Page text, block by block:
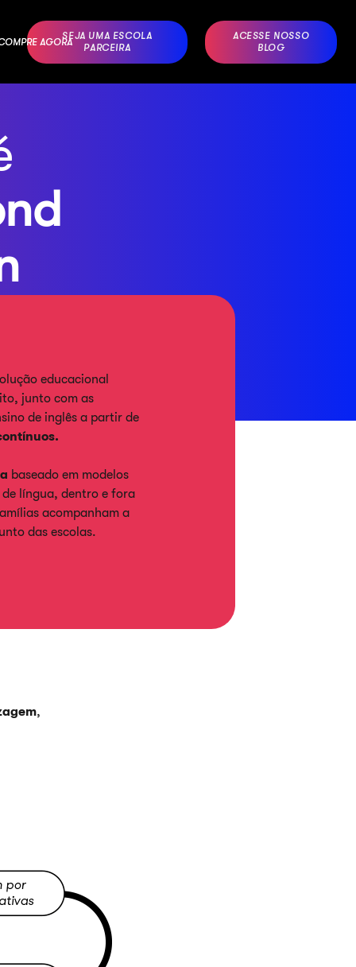
AGORA
SEJA UMA ESCOLA
PARCEIRA
ACESSE NOSSO
BLOG
educacional
junto com as
de inglês a partir de
baseado em modelos
língua, dentro e fora
acompanham a
das escolas.
,